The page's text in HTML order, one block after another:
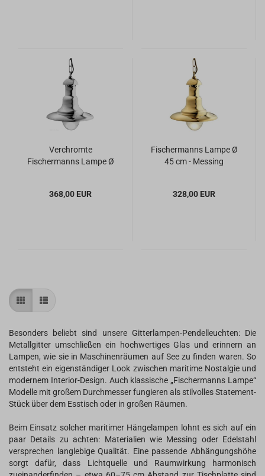
Verchromte
Fischermanns Lampe Ø
368,00 EUR
Fischermanns Lampe Ø
45 cm - Messing
328,00 EUR
Besonders beliebt sind unsere Gitterlampen-Pendelleuchten: Die
Metallgitter umschließen ein hochwertiges Glas und erinnern an
Lampen, wie sie in Maschinenräumen auf See zu finden waren. So
entsteht ein eigenständiger Look zwischen maritime Nostalgie und
modernem Interior-Design. Auch klassische „Fischermanns Lampe“
Modelle mit großem Durchmesser fungieren als stilvolles Statement-
Stück über dem Esstisch oder in großen Räumen.
Beim Einsatz solcher maritimer Hängelampen lohnt es sich auf ein
paar Details zu achten: Materialien wie Messing oder Edelstahl
versprechen langlebige Qualität. Eine passende Abhängungshöhe
sorgt dafür, dass Lichtquelle und Raumwirkung harmonisch